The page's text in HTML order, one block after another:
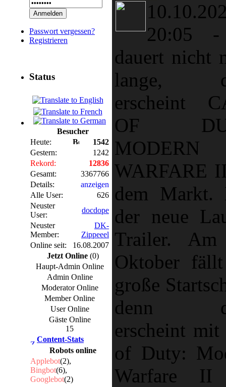
Passwort vergessen?
Registrieren
Status
Besucher
Heute:
1542
Gestern:
1242
Rekord:
12836
Gesamt:
3367766
Details:
anzeigen
Alle User:
626
Neuster
User:
docdope
Neuster
Member:
DK-
Zippeeel
Online seit:
16.08.2007
Jetzt Online (0)
Haupt-Admin Online
Admin Online
Moderator Online
Member Online
User Online
Gäste Online
15
Content-Stats
Robots online
Applebot(2),
Bingbot(6),
Googlebot(2)
20:05
dauert nicht
lange,
erscheint
OF
MODERN
WARFARE
dem Markt.
der neue
Trailer.
Oktober
große
denn
erscheint
of Duty:
Warfare II